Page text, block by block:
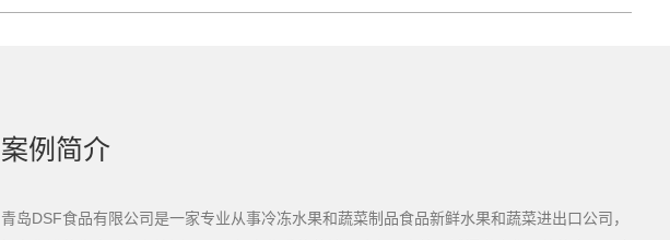
案例简介
青岛DSF食品有限公司是一家专业从事冷冻水果和蔬菜制品食品新鲜水果和蔬菜进出口公司，